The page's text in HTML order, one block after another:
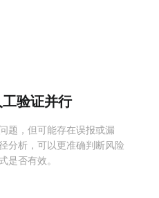
验证并行
题，但可能存在误报或漏
分析，可以更准确判断风险
是否有效。